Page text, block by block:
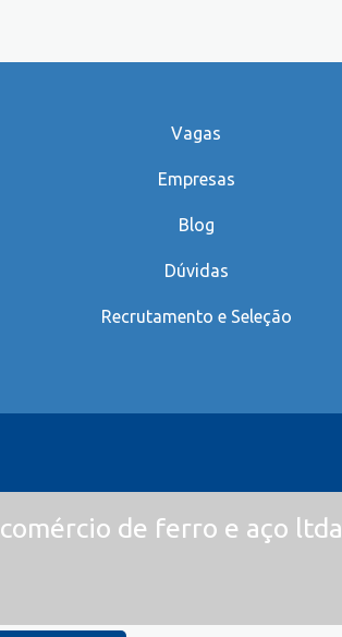
Vagas
Empresas
Blog
Dúvidas
Recrutamento e Seleção
de ferro e aço ltda